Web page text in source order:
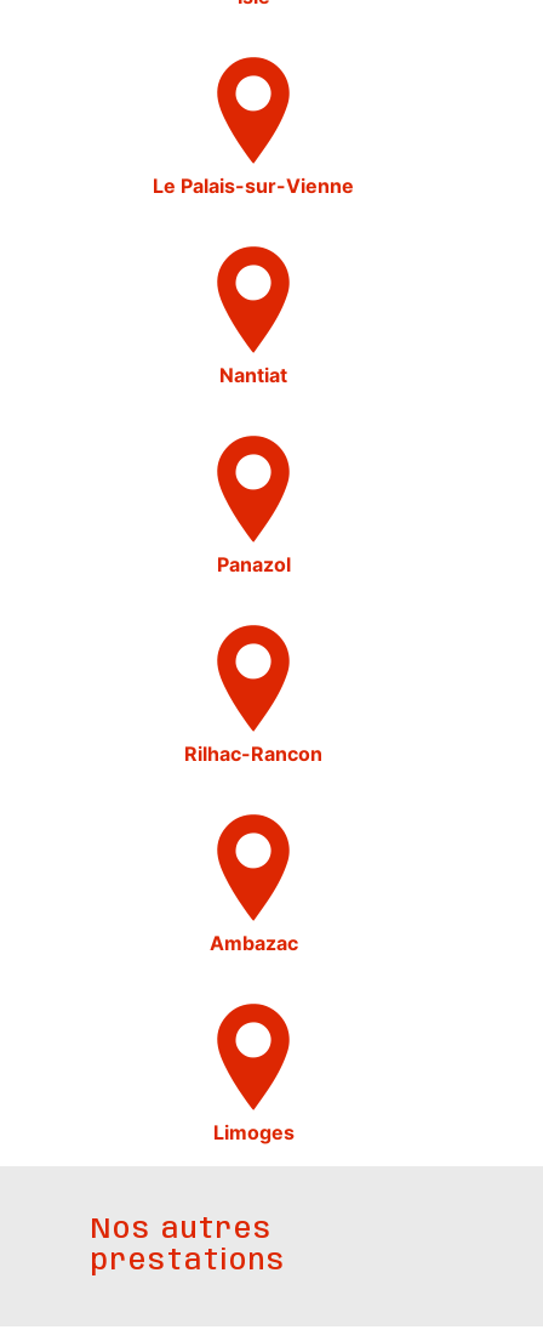
Le Palais-sur-Vienne
Nantiat
Panazol
Rilhac-Rancon
Ambazac
Limoges
Nos autres
prestations